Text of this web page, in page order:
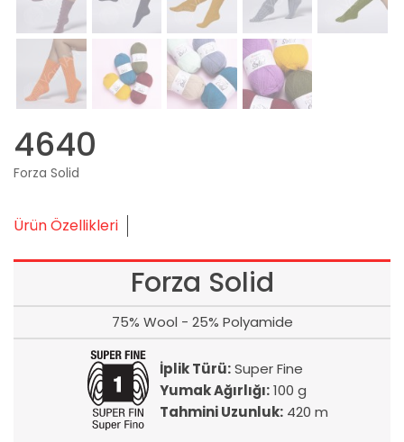
4640
Forza Solid
Ürün Özellikleri
Forza Solid
75% Wool - 25% Polyamide
İplik Türü:Super Fine
Yumak Ağırlığı:100 g
Tahmini Uzunluk:420 m